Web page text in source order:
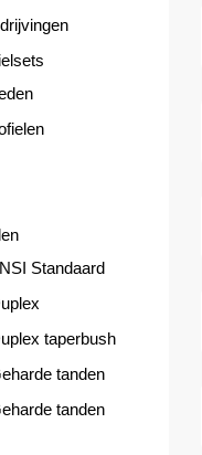
Standaard
taperbush
tanden
tanden